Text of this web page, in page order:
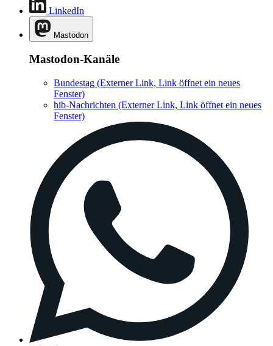
LinkedIn
Mastodon
Mastodon-Kanäle
Bundestag (Externer Link, Link öffnet ein neues
Fenster)
hib-Nachrichten (Externer Link, Link öffnet ein neues
Fenster)